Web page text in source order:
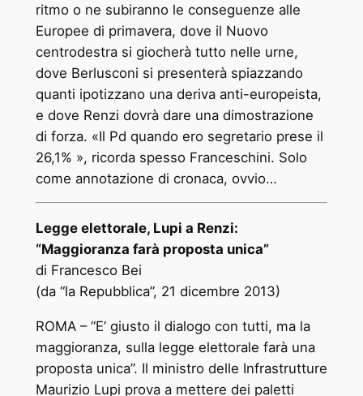
ritmo o ne subiranno le conseguenze alle
Europee di primavera, dove il Nuovo
centrodestra si giocherà tutto nelle urne,
dove Berlusconi si presenterà spiazzando
quanti ipotizzano una deriva anti-europeista,
e dove Renzi dovrà dare una dimostrazione
di forza. «Il Pd quando ero segretario prese il
26,1% », ricorda spesso Franceschini. Solo
come annotazione di cronaca, ovvio…
Legge elettorale, Lupi a Renzi:
“Maggioranza farà proposta unica”
di Francesco Bei
(da “la Repubblica”, 21 dicembre 2013)
ROMA – “E’ giusto il dialogo con tutti, ma la
maggioranza, sulla legge elettorale farà una
proposta unica”. Il ministro delle Infrastrutture
Maurizio Lupi prova a mettere dei paletti